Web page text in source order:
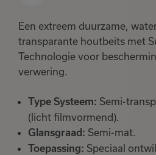
Een extreem duurzame,
transparante houtbeits met
Technologie voor
verwering.
Type Systeem: Semi-
(licht filmvormend).
Glansgraad: Semi-mat.
Toepassing: Speciaal